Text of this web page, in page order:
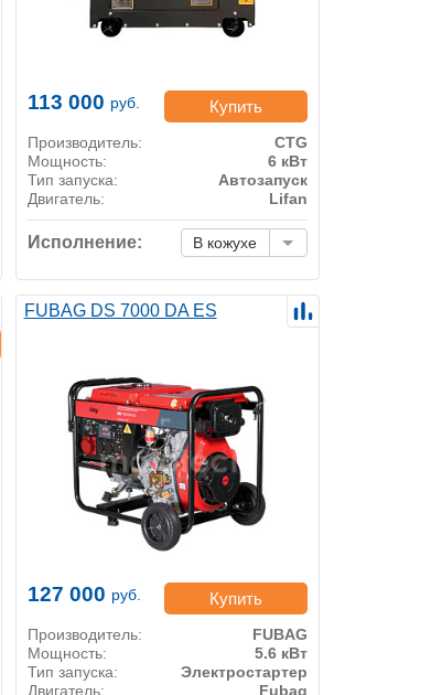
113 000 руб. Купить
Производитель:
CTG
Мощность:
6 кВт
Тип запуска:
Автозапуск
Двигатель:
Lifan
Исполнение: В кожухе
FUBAG DS 7000 DA ES
127 000 руб. Купить
Производитель:
FUBAG
Мощность:
5.6 кВт
Тип запуска:
Электростартер
Двигатель:
Fubag